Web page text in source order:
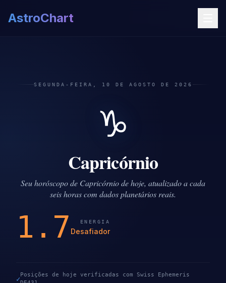
AstroChart
SEGUNDA-FEIRA, 10 DE AGOSTO DE 2026
♑
Capricórnio
Seu horóscopo de Capricórnio de hoje, atualizado a cada
seis horas com dados planetários reais.
1.7 ENERGIA
Desafiador
✓
Posições de hoje verificadas com Swiss Ephemeris